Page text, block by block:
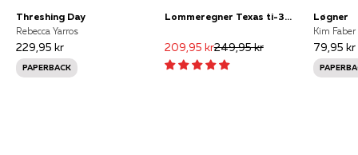
Threshing Day
Rebecca Yarros
229,95 kr
PAPERBACK
Lommeregner Texas ti-30xb multi view
209,95 kr249,95 kr
Løgner
Kim
79,95 kr